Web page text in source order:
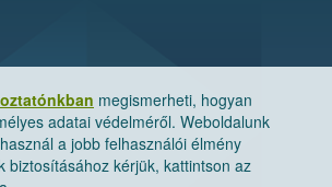
megismerheti, hogyan
adatai védelméről. Weboldalunk
a jobb felhasználói élmény
biztosításához kérjük, kattintson az